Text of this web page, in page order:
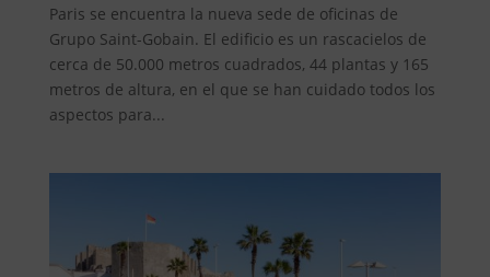
Paris se encuentra la nueva sede de oficinas de
Grupo Saint-Gobain. El edificio es un rascacielos de
cerca de 50.000 metros cuadrados, 44 plantas y 165
metros de altura, en el que se han cuidado todos los
aspectos para...